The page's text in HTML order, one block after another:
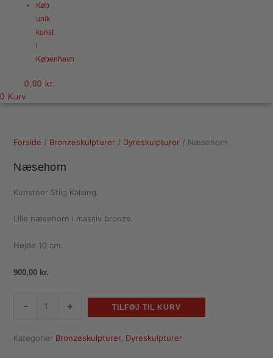
Køb
unik
kunst
i
København
0,00 kr.
0 Kurv
Forside / Bronzeskulpturer / Dyreskulpturer / Næsehorn
Næsehorn
Kunstner Stiig Kalsing.
Lille næsehorn i massiv bronze.
Højde 10 cm.
900,00 kr.
- + TILFØJ TIL KURV
Kategorier Bronzeskulpturer, Dyreskulpturer